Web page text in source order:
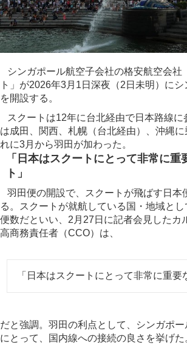
シンガポール航空子会社の格安航空会社
ト」が2026年3月1日深夜（2日未明）に
を開設する。
スクートは12年に台北経由で日本路線に
は成田、関西、札幌（台北経由）、沖縄に
れに3月から羽田が加わった。
「日本はスクートにとって非常に重
ト」
羽田便の開設で、スクートが飛ばす日本
る。スクートが就航している国・地域と
便数だといい、2月27日に記者会見したカ
高商務責任者（CCO）は、
「日本はスクートにとって非常に重要
だと強調。羽田の利点として、シンガポー
にとって、国内線への接続の良さを挙げた